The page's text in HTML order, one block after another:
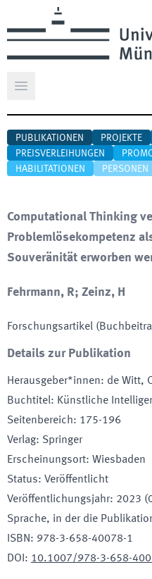
Hauptmenü öffnen
PUBLIKATIONEN PROJEKTE
PREISVERLEIHUNGEN
HABILITATIONEN
PERSONEN
Computational Thinking
Problemlösekompetenz
Souveränität erworben
Fehrmann, R; Zeinz, H
Forschungsartikel
Details zur Publikation
Herausgeber*innen: de Witt,
Buchtitel: Künstliche
Seitenbereich: 175-196
Verlag: Springer
Erscheinungsort: Wiesbaden
Status: Veröffentlicht
Veröffentlichungsjahr: 2023
Sprache, in der die
ISBN: 978-3-658-40078-1
DOI : 10.1007/978-3-658-